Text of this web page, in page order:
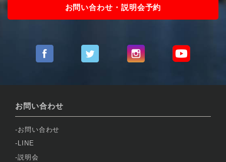
お問い合わせ・説明会予約
お問い合わせ
お問い合わせ
LINE
説明会